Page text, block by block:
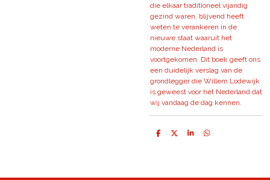
die elkaar traditioneel vijandig
gezind waren, blijvend heeft
weten te verankeren in de
nieuwe staat waaruit het
moderne Nederland is
voortgekomen. Dit boek geeft ons
een duidelijk verslag van de
grondlegger die Willem Lodewijk
is geweest voor het Nederland dat
wij vandaag de dag kennen.
D
D
S
D